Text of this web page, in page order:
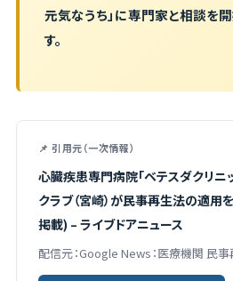
元気なうち」に専門家と相談を
す。
📌 引用元（一次情報）
心臓疾患専門病院「ベテスダクリニ
クラブ（宮崎）が民事再生法の適
掲載) – ライブドアニュース
配信元：Google News：医療機関 民